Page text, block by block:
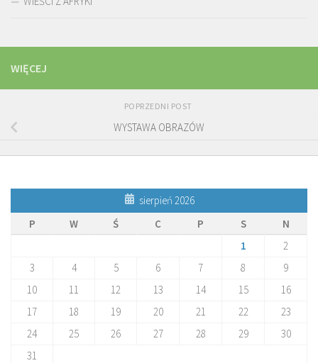
WIĘCEJ
POPRZEDNI POST
WYSTAWA OBRAZÓW
sierpień 2026
P
W Ś C P S
N
1
2
3
4 5 6 7 8
9
10
11 12 13 14 15
16
17
18 19 20 21 22
23
24
25 26 27 28 29
30
31